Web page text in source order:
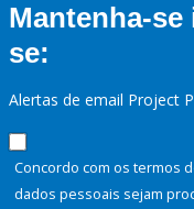
Mantenha-
se:
Alertas de email Project
Concordo com os termos
dados pessoais sejam